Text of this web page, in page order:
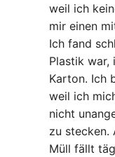
weil ich
mir einen
Ich fand
Plastik war,
Karton. Ich
weil ich
nicht
zu stecken.
Müll fällt